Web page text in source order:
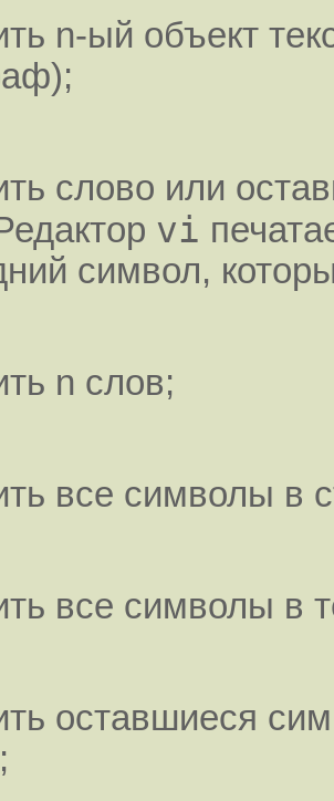
n-ый объект
слово или
vi
символ,
n слов;
все символы в
все символы в
оставшиеся